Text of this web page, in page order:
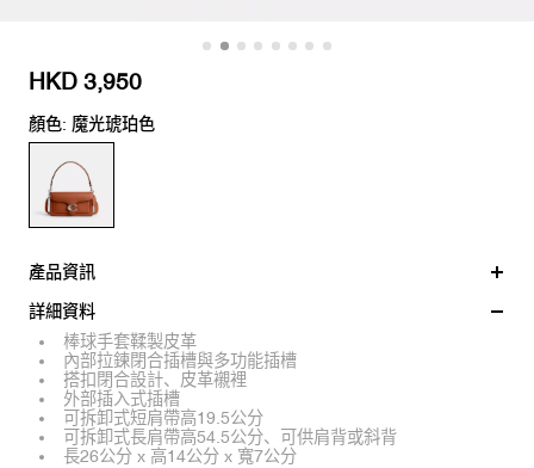
HKD 3,950
顏色: 魔光琥珀色
產品資訊
詳細資料
棒球手套鞣製皮革
內部拉鍊閉合插槽與多功能插槽
搭扣閉合設計、皮革襯裡
外部插入式插槽
可拆卸式短肩帶高19.5公分
可拆卸式長肩帶高54.5公分、可供肩背或斜背
長26公分 x 高14公分 x 寬7公分